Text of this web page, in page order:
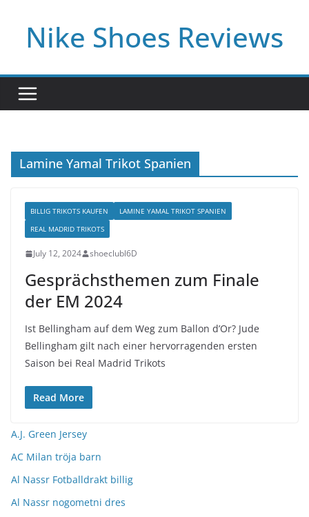
contentNike Shoes Reviews
Lamine Yamal Trikot Spanien
BILLIG TRIKOTS KAUFEN
LAMINE YAMAL TRIKOT SPANIEN
REAL MADRID TRIKOTS
July 12, 2024 shoeclubl6D
Gesprächsthemen zum Finale
der EM 2024
Ist Bellingham auf dem Weg zum Ballon d’Or? Jude
Bellingham gilt nach einer hervorragenden ersten
Saison bei Real Madrid Trikots
Read More
A.J. Green Jersey
AC Milan tröja barn
Al Nassr Fotballdrakt billig
Al Nassr nogometni dres